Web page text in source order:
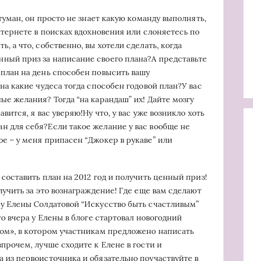
он просто не знает какую команду выполнять,
в поисках вдохновения или слоняетесь по
а что, собственно, вы хотели сделать, когда
приз за написание своего плана?А представьте
на день способен повысить вашу
какие чудеса тогда способен годовой план?У вас
желания? Тогда “на карандаш” их! Дайте мозгу
я вас уверяю!Ну что, у вас уже возникло хоть
для себя?Если такое желание у вас вообще не
– у меня припасен “Джокер в рукаве” или
план на 2012 год и получить ценный приз!
за это вознаграждение! Где еще вам сделают
Елены Солдатовой “Искусство быть счастливым”
вчера у Елены в блоге стартовал новогодний
в котором участникам предложено написать
лучше сходите к Елене в гости и
первоисточника и обязательно поучаствуйте в